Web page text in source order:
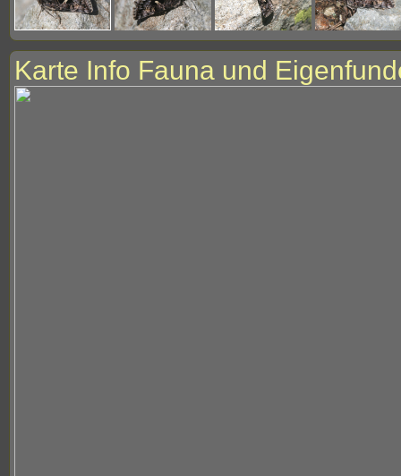
Karte Info Fauna und